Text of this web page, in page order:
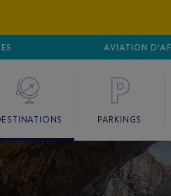
AVIATION
CANNES MANDELIEU
PARKINGS